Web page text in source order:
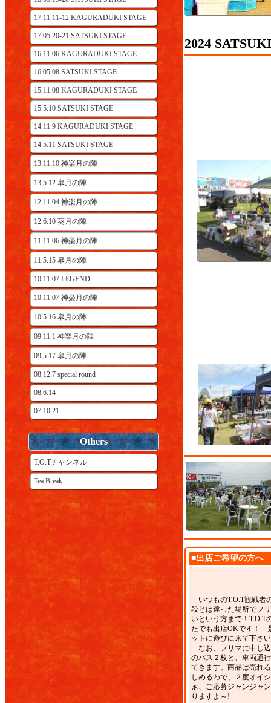
17.11.11-12 KAGURADUKI STAGE
17.05.20-21 SATSUKI STAGE
16.11.06 KAGURADUKI STAGE
16.05.08 SATSUKI STAGE
15.11.08 KAGURADUKI STAGE
15.5.10 SATSUKI STAGE
14.11.9 KAGURADUKI STAGE
14.5.11 SATSUKI STAGE
13.11.10 神楽月の陣
13.5.12 皐月の陣
12.11.04 神楽月の陣
12.6.10 葵月の陣
11.11.06 神楽月の陣
11.5.15 皐月の陣
10.11.07 LEGEND
10.11.07 神楽月の陣
10.5.16 皐月の陣
09.11.1 神楽月の陣
09.5.17 皐月の陣
08.12.7 special round
08.6.14
07.10.21
Others
T.O.Tチャンネル
Tea Break
2024
■出店ご希望の方へ
いつものT.O.T観戦者
段とは違った場所でフ
いという方まで！T.O.T
たでも出店OKです！
ットに遊びに来て下さ
なお、フリマに申し
のパス２枚と、車両通
てきます。商品は売れ
しめるわで、２度オイ
ぁ、ご応募ジャンジャ
りますよ～!